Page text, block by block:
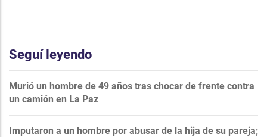
Seguí leyendo
Murió un hombre de 49 años tras chocar de frente contra
un camión en La Paz
Imputaron a un hombre por abusar de la hija de su pareja;